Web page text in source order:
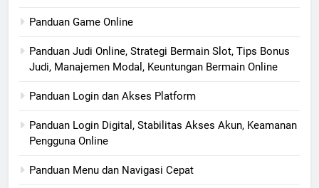
Panduan Game Online
Panduan Judi Online, Strategi Bermain Slot, Tips Bonus
Judi, Manajemen Modal, Keuntungan Bermain Online
Panduan Login dan Akses Platform
Panduan Login Digital, Stabilitas Akses Akun, Keamanan
Pengguna Online
Panduan Menu dan Navigasi Cepat